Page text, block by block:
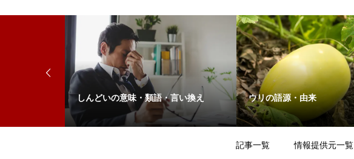
しんどいの意味・類語・言い換え ウリの語源・由来
記事一覧 情報提供元一覧